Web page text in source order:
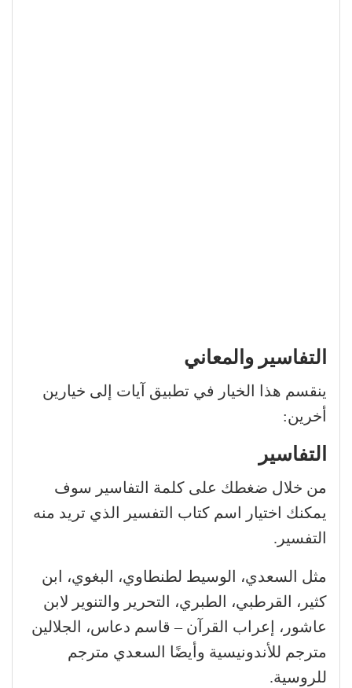
التفاسير والمعاني
ينقسم هذا الخيار في تطبيق آيات إلى خيارين
أخرين:
التفاسير
من خلال ضغطك على كلمة التفاسير سوف
يمكنك اختيار اسم كتاب التفسير الذي تريد منه
التفسير.
مثل السعدي، الوسيط لطنطاوي، البغوي، ابن
كثير، القرطبي، الطبري، التحرير والتنوير لابن
عاشور، إعراب القرآن – قاسم دعاس، الجلالين
مترجم للأندونيسية وأيضًا السعدي مترجم
للروسية.